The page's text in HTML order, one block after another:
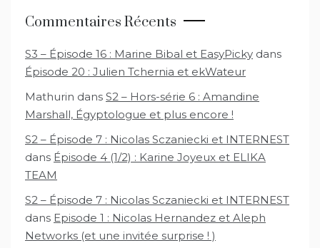
Commentaires Récents
S3 – Épisode 16 : Marine Bibal et EasyPicky dans
Épisode 20 : Julien Tchernia et ekWateur
Mathurin dans S2 – Hors-série 6 : Amandine
Marshall, Égyptologue et plus encore !
S2 – Épisode 7 : Nicolas Sczaniecki et INTERNEST
dans Épisode 4 (1/2) : Karine Joyeux et ELIKA
TEAM
S2 – Épisode 7 : Nicolas Sczaniecki et INTERNEST
dans Episode 1 : Nicolas Hernandez et Aleph
Networks (et une invitée surprise ! )